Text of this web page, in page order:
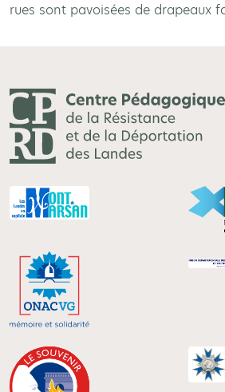
rues sont pavoisées de drapeaux